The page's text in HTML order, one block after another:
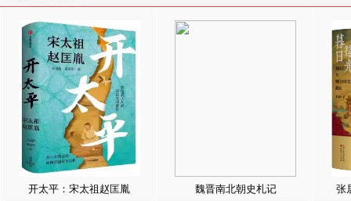
开太平：宋太祖赵匡胤 魏晋南北朝史札记 张